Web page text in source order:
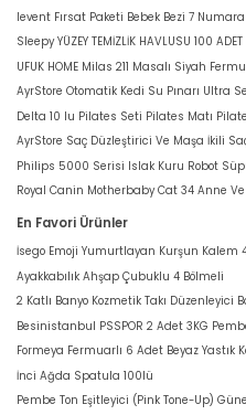
levent Fırsat Paketi Bebek Bezi 7
Sleepy YÜZEY TEMİZLİK HAVLUSU 100 ADET
UFUK HOME Milas 211 Masalı Siyah
AyrStore Otomatik Kedi Su Pınarı Ultra
Delta 10 lu Pilates Seti Pilates Matı
AyrStore Saç Düzleştirici Ve Maşa İkili
Philips 5000 Serisi Islak Kuru Robot
Royal Canin Motherbaby Cat 34 Anne
En Favori Ürünler
İsego Emoji Yumurtlayan Kurşun Kalem
Ayakkabılık Ahşap Çubuklu 4 Bölmeli
2 Katlı Banyo Kozmetik Takı Düzenleyici
Besinistanbul PSSPOR 2 Adet 3KG
Formeya Fermuarlı 6 Adet Beyaz Yastık
İnci Ağda Spatula 100lü
Pembe Ton Eşitleyici (Pink Tone-Up)